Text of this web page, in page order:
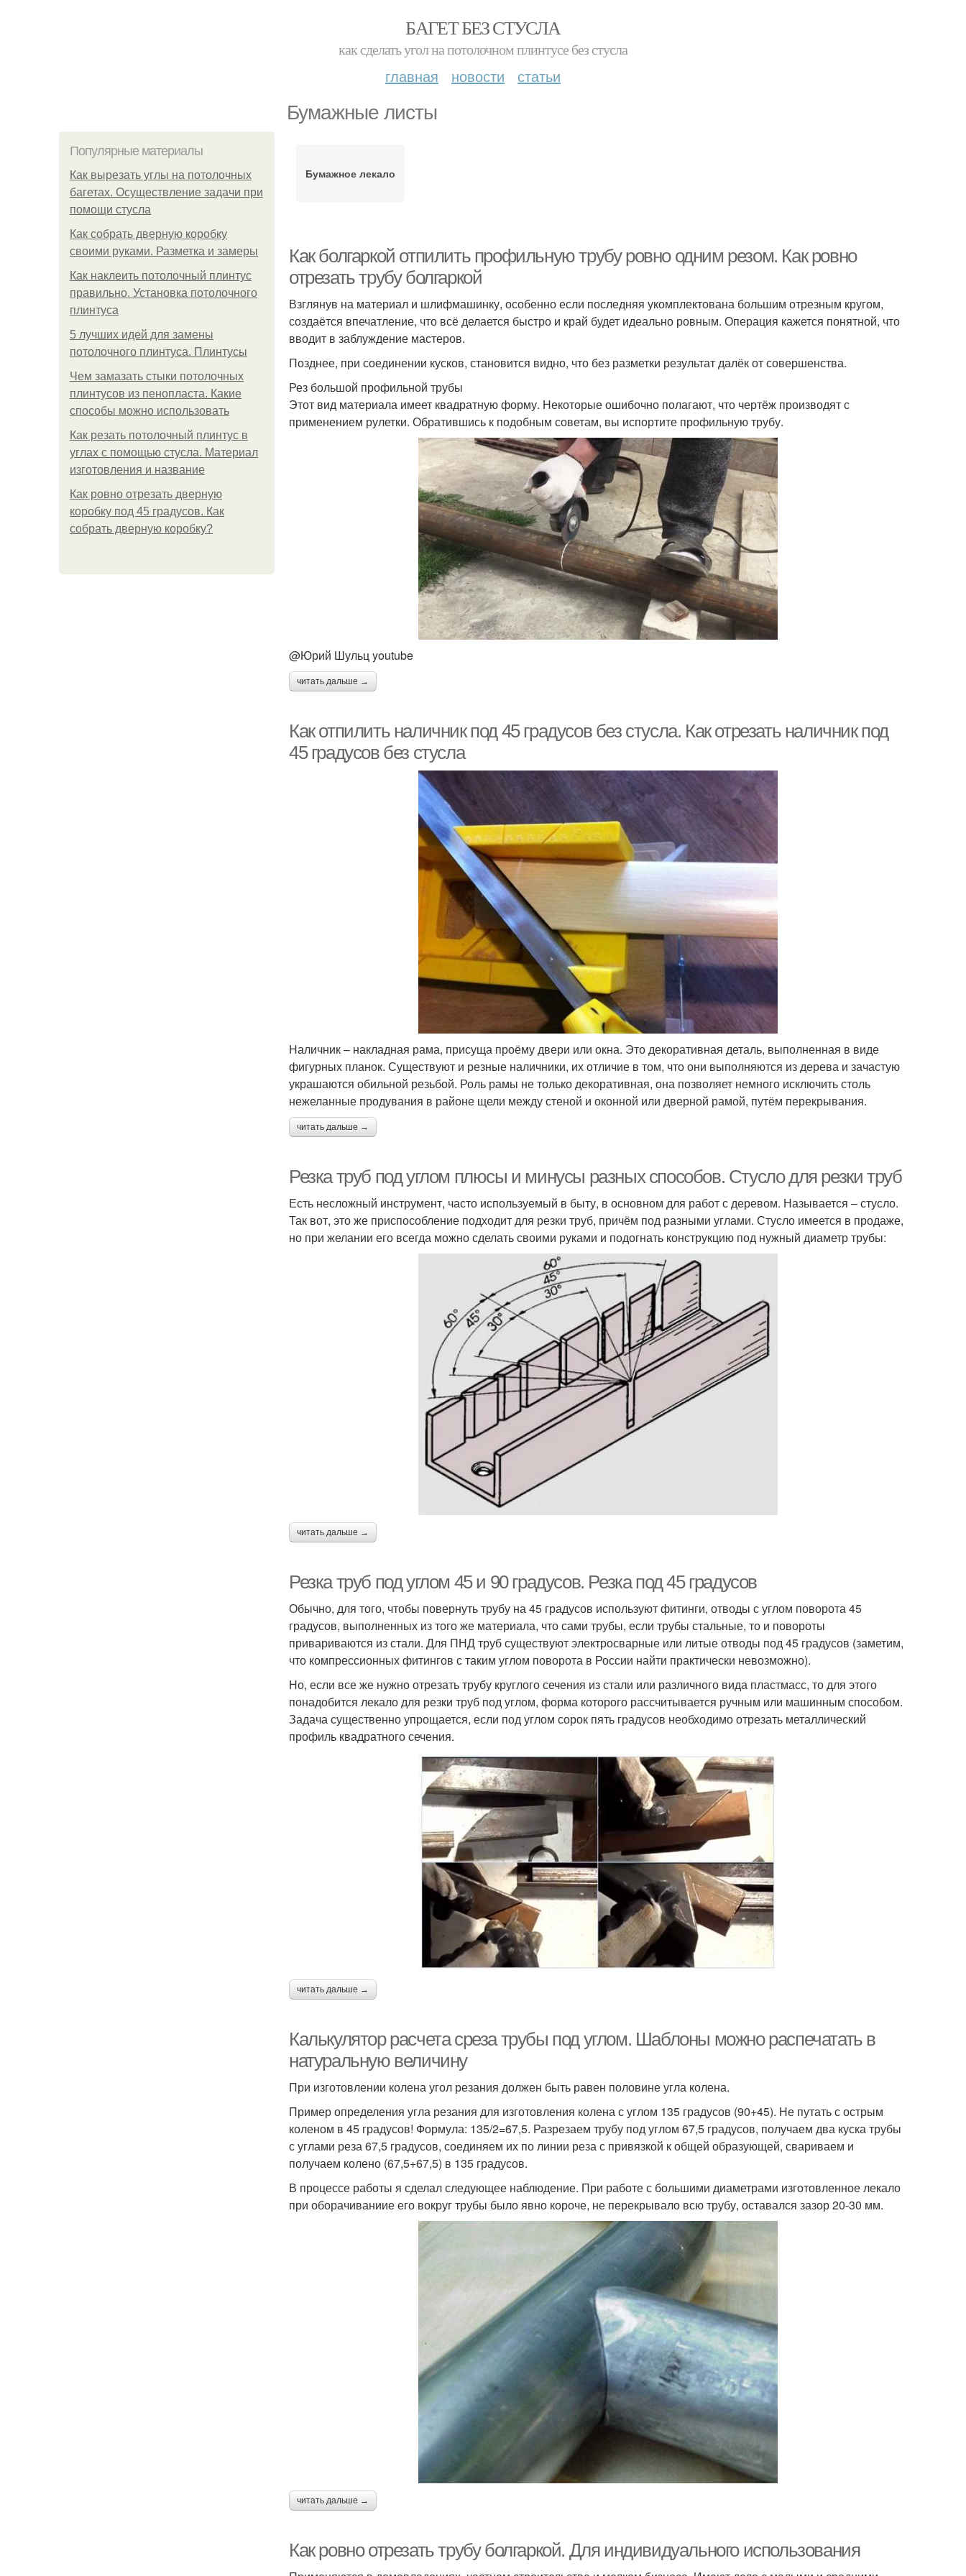
БАГЕТ БЕЗ СТУСЛА
как сделать угол на потолочном плинтусе без стусла
главная новости статьи
Бумажные листы
Популярные материалы
Как вырезать углы на потолочных
багетах. Осуществление задачи при
помощи стусла
Как собрать дверную коробку
своими руками. Разметка и замеры
Как наклеить потолочный плинтус
правильно. Установка потолочного
плинтуса
5 лучших идей для замены
потолочного плинтуса. Плинтусы
Чем замазать стыки потолочных
плинтусов из пенопласта. Какие
способы можно использовать
Как резать потолочный плинтус в
углах с помощью стусла. Материал
изготовления и название
Как ровно отрезать дверную
коробку под 45 градусов. Как
собрать дверную коробку?
Бумажное лекало
Как болгаркой отпилить профильную трубу ровно одним резом. Как ровно
отрезать трубу болгаркой
Взглянув на материал и шлифмашинку, особенно если последняя укомплектована большим отрезным кругом,
создаётся впечатление, что всё делается быстро и край будет идеально ровным. Операция кажется понятной, что
вводит в заблуждение мастеров.
Позднее, при соединении кусков, становится видно, что без разметки результат далёк от совершенства.
Рез большой профильной трубы
Этот вид материала имеет квадратную форму. Некоторые ошибочно полагают, что чертёж производят с
применением рулетки. Обратившись к подобным советам, вы испортите профильную трубу.
@Юрий Шульц youtube
читать дальше →
Как отпилить наличник под 45 градусов без стусла. Как отрезать наличник под
45 градусов без стусла
Наличник – накладная рама, присуща проёму двери или окна. Это декоративная деталь, выполненная в виде
фигурных планок. Существуют и резные наличники, их отличие в том, что они выполняются из дерева и зачастую
украшаются обильной резьбой. Роль рамы не только декоративная, она позволяет немного исключить столь
нежеланные продувания в районе щели между стеной и оконной или дверной рамой, путём перекрывания.
читать дальше →
Резка труб под углом плюсы и минусы разных способов. Стусло для резки труб
Есть несложный инструмент, часто используемый в быту, в основном для работ с деревом. Называется – стусло.
Так вот, это же приспособление подходит для резки труб, причём под разными углами. Стусло имеется в продаже,
но при желании его всегда можно сделать своими руками и подогнать конструкцию под нужный диаметр трубы:
читать дальше →
Резка труб под углом 45 и 90 градусов. Резка под 45 градусов
Обычно, для того, чтобы повернуть трубу на 45 градусов используют фитинги, отводы с углом поворота 45
градусов, выполненных из того же материала, что сами трубы, если трубы стальные, то и повороты
привариваются из стали. Для ПНД труб существуют электросварные или литые отводы под 45 градусов (заметим,
что компрессионных фитингов с таким углом поворота в России найти практически невозможно).
Но, если все же нужно отрезать трубу круглого сечения из стали или различного вида пластмасс, то для этого
понадобится лекало для резки труб под углом, форма которого рассчитывается ручным или машинным способом.
Задача существенно упрощается, если под углом сорок пять градусов необходимо отрезать металлический
профиль квадратного сечения.
читать дальше →
Калькулятор расчета среза трубы под углом. Шаблоны можно распечатать в
натуральную величину
При изготовлении колена угол резания должен быть равен половине угла колена.
Пример определения угла резания для изготовления колена с углом 135 градусов (90+45). Не путать с острым
коленом в 45 градусов! Формула: 135/2=67,5. Разрезаем трубу под углом 67,5 градусов, получаем два куска трубы
с углами реза 67,5 градусов, соединяем их по линии реза с привязкой к общей образующей, свариваем и
получаем колено (67,5+67,5) в 135 градусов.
В процессе работы я сделал следующее наблюдение. При работе с большими диаметрами изготовленное лекало
при оборачиваниие его вокруг трубы было явно короче, не перекрывало всю трубу, оставался зазор 20-30 мм.
читать дальше →
Как ровно отрезать трубу болгаркой. Для индивидуального использования